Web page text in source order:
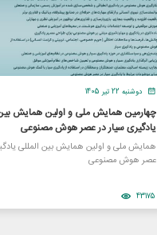
دوشنبه 22 تیر 1405
چهارمین همایش ملی و اولین همایش
یادگیری سیار در عصر هوش مصنوعی
همایش ملی و اولین همایش بین المللی
عصر هوش مصنوعی
43175